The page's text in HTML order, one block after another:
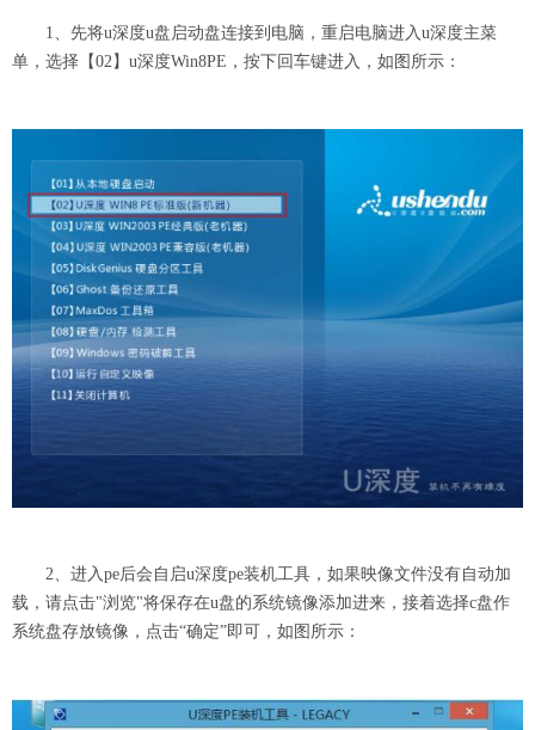
1、先将u深度u盘启动盘连接到电脑，重启电脑进入u深度主菜
单，选择【02】u深度Win8PE，按下回车键进入，如图所示：
2、进入pe后会自启u深度pe装机工具，如果映像文件没有自动加
载，请点击"浏览"将保存在u盘的系统镜像添加进来，接着选择c盘作
系统盘存放镜像，点击“确定”即可，如图所示：